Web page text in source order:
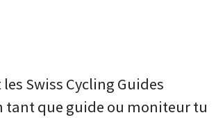
Swiss Cycling Guides
tant que guide ou moniteur tu